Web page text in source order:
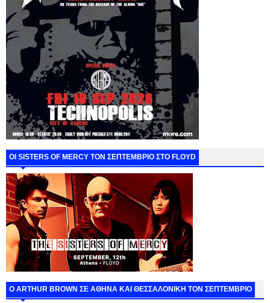
ΟΙ SISTERS OF MERCY ΤΟΝ ΣΕΠΤΕΜΒΡΙΟ ΣΤΟ FLOYD
O ARTHUR BROWN ΣΕ ΑΘΗΝΑ ΚΑΙ ΘΕΣΣΑΛΟΝΙΚΗ ΤΟΝ ΣΕΠΤΕΜΒΡΙΟ